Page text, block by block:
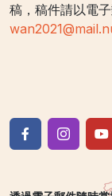
稿，稿件請以電